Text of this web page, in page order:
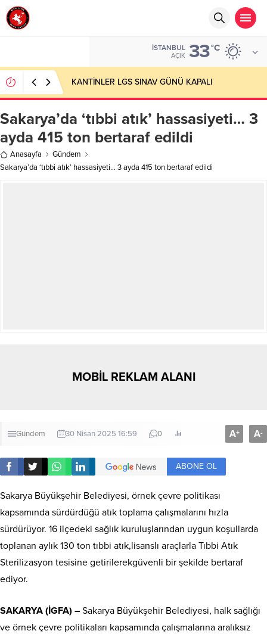
İSTANBUL
AÇIK 33°C
KANTİNLER LGS SINAV GÜNÜ KAPALI
Sakarya’da ‘tıbbi atık’ hassasiyeti… 3
ayda 415 ton bertaraf edildi
Anasayfa
Gündem
Sakarya’da ‘tıbbi atık’ hassasiyeti… 3 ayda 415 ton bertaraf edildi
MOBİL REKLAM ALANI
Gündem 30 Nisan 2025 16:59 0 A+ A-
ABONE OL
Sakarya Büyükşehir Belediyesi, örnek çevre politikası
kapsamında sürdürdüğü atık toplama çalışmalarını hızla
sürdürüyor. 16 ilçedeki sağlık kuruluşlarından uygun koşullarda
toplanan aylık 130 ton tıbbi atık,lisanslı araçlarla Tıbbi Atık
Sterilizasyon tesisine getirilerekgüvenli bir şekilde bertaraf
ediyor.
SAKARYA (İGFA) – Sakarya Büyükşehir Belediyesi, halk sağlığı
ve örnek çevre politikaları kapsamında çalışmalarına aralıksız